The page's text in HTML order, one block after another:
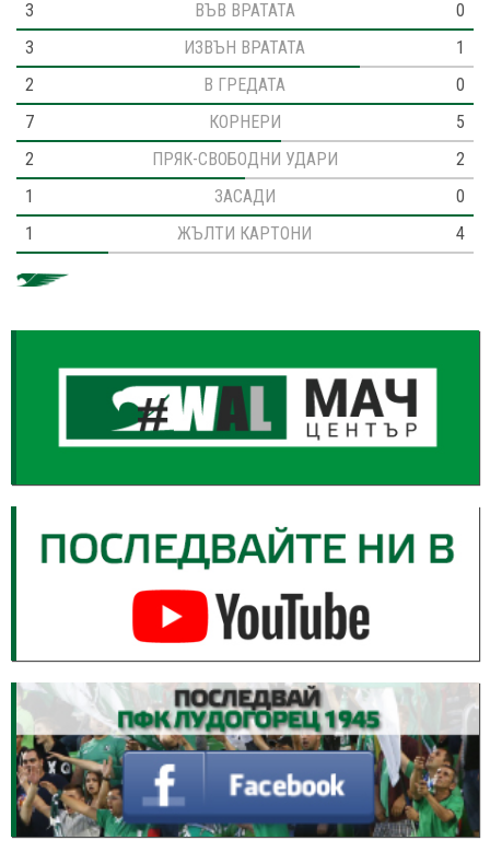
3
ВЪВ ВРАТАТА
0
3
ИЗВЪН ВРАТАТА
1
2
В ГРЕДАТА
0
7
КОРНЕРИ
5
2
ПРЯК-СВОБОДНИ УДАРИ
2
1
ЗАСАДИ
0
1
ЖЪЛТИ КАРТОНИ 4